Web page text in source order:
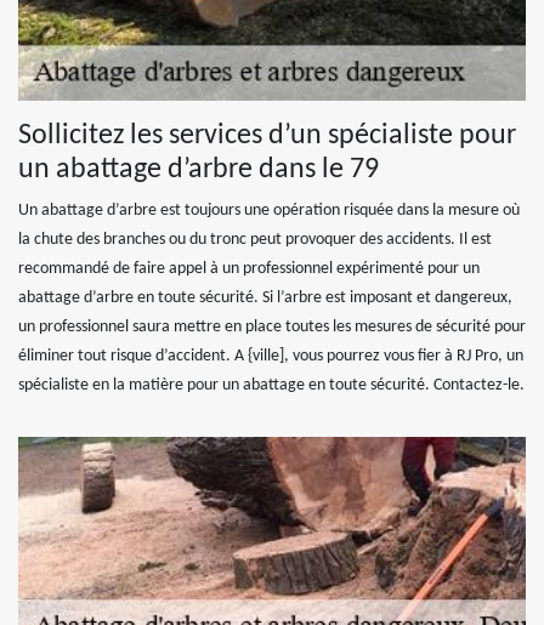
Sollicitez les services d’un spécialiste pour
un abattage d’arbre dans le 79
Un abattage d’arbre est toujours une opération risquée dans la mesure où
la chute des branches ou du tronc peut provoquer des accidents. Il est
recommandé de faire appel à un professionnel expérimenté pour un
abattage d’arbre en toute sécurité. Si l’arbre est imposant et dangereux,
un professionnel saura mettre en place toutes les mesures de sécurité pour
éliminer tout risque d’accident. A {ville], vous pourrez vous fier à RJ Pro, un
spécialiste en la matière pour un abattage en toute sécurité. Contactez-le.